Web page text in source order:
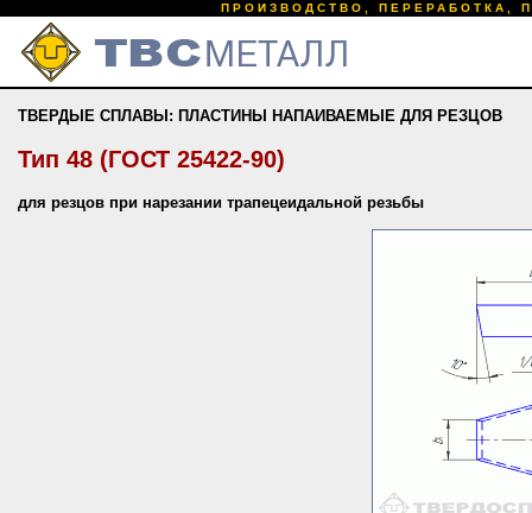
ПРОИЗВОДСТВО, ПЕРЕРАБОТКА,
ТВЕРДЫЕ СПЛАВЫ: ПЛАСТИНЫ НАПАИВАЕМЫЕ ДЛЯ РЕЗЦОВ
Тип 48 (ГОСТ 25422-90)
для резцов при нарезании трапецеидальной резьбы